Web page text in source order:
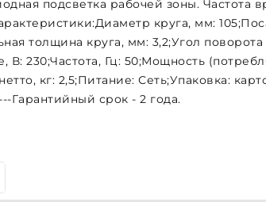
подсветка рабочей зоны. Частота
круга, мм:
толщина круга, мм: 3,2;Угол
В: 230;Частота, Гц: 50;Мощность
кг: 2,5;Питание: Сеть;Упаковка:
Гарантийный срок - 2 года.